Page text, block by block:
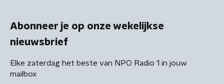
Abonneer je op onze wekelijkse
nieuwsbrief
Elke zaterdag het beste van NPO Radio 1 in jouw
mailbox